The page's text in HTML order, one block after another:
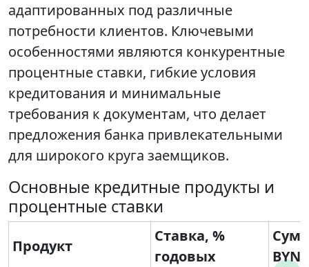
адаптированных под различные
потребности клиентов. Ключевыми
особенностями являются конкурентные
процентные ставки, гибкие условия
кредитования и минимальные
требования к документам, что делает
предложения банка привлекательными
для широкого круга заемщиков.
Основные кредитные продукты и
процентные ставки
Продукт
Ставка, %
годовых
BYN